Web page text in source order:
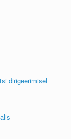
dirigeerimisel